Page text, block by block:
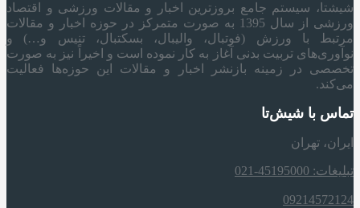
شیشتا، سیستم جامع بروزترین اخبار و مقالات ورزشی و اقتصاد
ورزشی از سال 1395 به صورت متمرکز در حوزه اخبار و مقالات
مرتبط با ورزش (فوتبال، والیبال، بسکتبال، تنیس و…) و
نوآوری‌های تربیت بدنی آغاز به کار نموده است و اخیراً نیز به صورت
تخصصی در زمینه بازنشر اخبار و مقالات این حوزه‌ها فعالیت
می‌کند.
تماس با شیش‌تا
ایران، تهران
تبلیغات: 45195000-021
09214572124